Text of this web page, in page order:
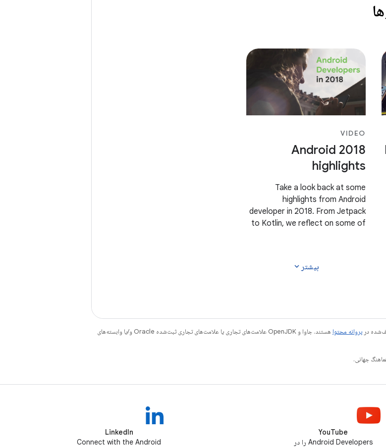
VIDEO
Android 2018
highlights
Take a look back at some
highlights from Android
developer in 2018. From Jetpack
to Kotlin, we reflect on some of
community in this
بیشتر expand_more
در پروانه محتوا
هستند. جاوا و OpenJDK علامت‌های تجاری یا علامت‌های تجاری ثبت‌شده Oracle و/یا وابسته‌های
YouTube
Android Developers را در
LinkedIn
Connect with the Android